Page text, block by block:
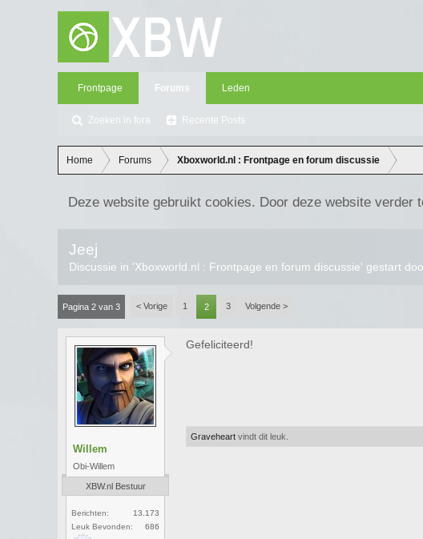
Frontpage Forums
Zoeken in fora Recente Posts
Leden
Home Forums Xboxworld.nl : Frontpage en forum discussie
Deze website gebruikt cookies. Door deze website
Jeej
Discussie in 'Xboxworld.nl : Frontpage en forum discussie' gestart
Pagina 2 van 3 < Vorige 1 2 3 Volgende >
Willem
Obi-Willem
XBW.nl Bestuur
Berichten:
13.173
Leuk Bevonden:
686
Gefeliciteerd!
Graveheart vindt dit leuk.